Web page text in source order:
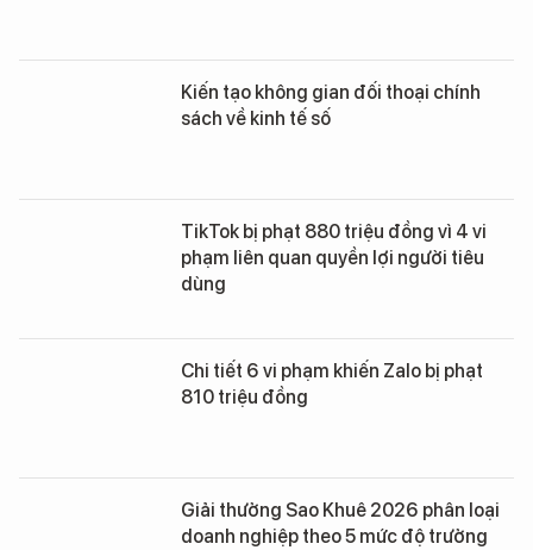
Kiến tạo không gian đối thoại chính
sách về kinh tế số
TikTok bị phạt 880 triệu đồng vì 4 vi
phạm liên quan quyền lợi người tiêu
dùng
Chi tiết 6 vi phạm khiến Zalo bị phạt
810 triệu đồng
Giải thưởng Sao Khuê 2026 phân loại
doanh nghiệp theo 5 mức độ trưởng